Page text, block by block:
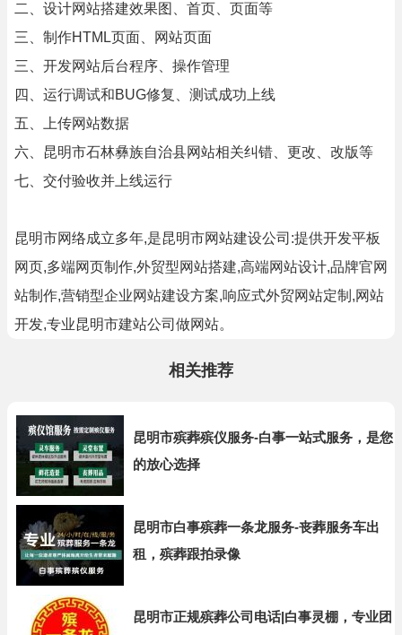
二、设计网站搭建效果图、首页、页面等
三、制作HTML页面、网站页面
三、开发网站后台程序、操作管理
四、运行调试和BUG修复、测试成功上线
五、上传网站数据
六、昆明市石林彝族自治县网站相关纠错、更改、改版等
七、交付验收并上线运行
昆明市网络成立多年,是昆明市网站建设公司:提供开发平板
网页,多端网页制作,外贸型网站搭建,高端网站设计,品牌官网
站制作,营销型企业网站建设方案,响应式外贸网站定制,网站
开发,专业昆明市建站公司做网站。
相关推荐
昆明市殡葬殡仪服务-白事一站式服务，是您
的放心选择
昆明市白事殡葬一条龙服务-丧葬服务车出
租，殡葬跟拍录像
昆明市正规殡葬公司电话|白事灵棚，专业团